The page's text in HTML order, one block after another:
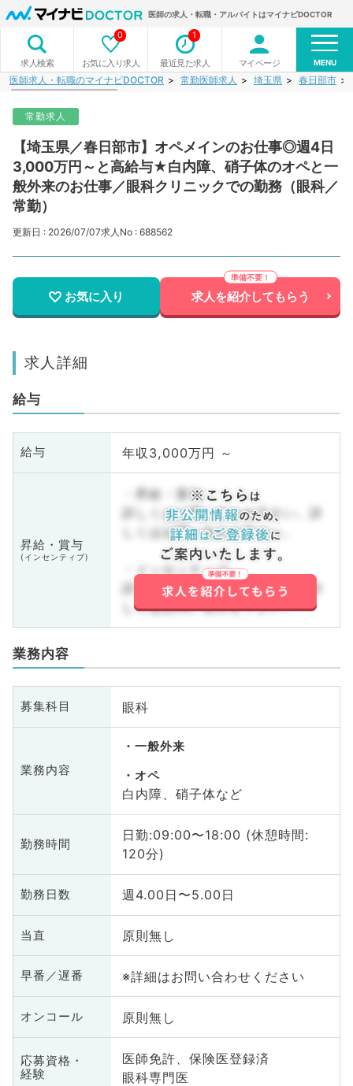
医師の求人・転職・アルバイトはマイナビDOCTOR
求人検索 お気に入り求人
0
最近見た求人
1
マイページ MENU
医師求人・転職のマイナビDOCTOR 常勤医師求人 埼玉県 春日部市
常勤求人
【埼玉県／春日部市】オペメインのお仕事◎週4日
3,000万円～と高給与★白内障、硝子体のオペと一
般外来のお仕事／眼科クリニックでの勤務（眼科／
常勤）
更新日 : 2026/07/07求人No : 688562
お気に入り 求人を紹介してもらう
求人詳細
給与
給与 年収3,000万円 ～
昇給・賞与
(インセンティブ)
・昇給・賞与
詳しくはお問い合わせ下さい。詳
しくはお問い合わせ下さい。
・インセンティブ
詳しくはお問い合わせ下さい。詳
しくはお問い合わせ下さい。
業務内容
募集科目 眼科
業務内容
一般外来
オペ
白内障、硝子体など
勤務時間
日勤:09:00〜18:00 (休憩時間:
120分)
勤務日数 週4.00日〜5.00日
当直 原則無し
早番／遅番 ※詳細はお問い合わせください
オンコール 原則無し
応募資格・
経験
医師免許、保険医登録済
眼科専門医